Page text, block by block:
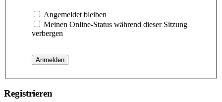
Angemeldet bleiben
Meinen Online-Status während dieser Sitzung
verbergen
Registrieren